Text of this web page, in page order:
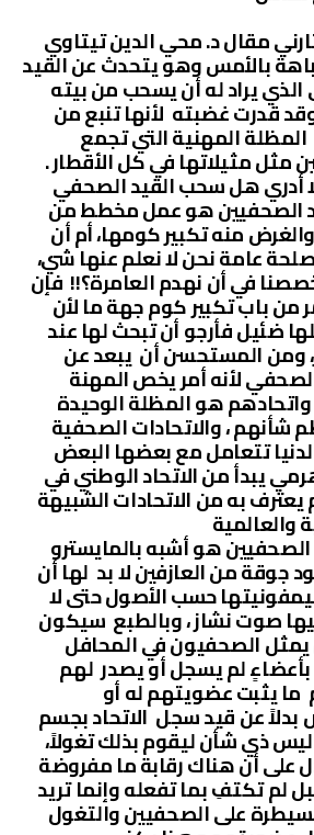
مقال د. محي الدين تيتاوي
بالأمس وهو يتحدث عن القيد
يراد له أن يسحب من بيته
قدرت غضبته لأنها تنبع من
المهنية التي تجمع
مثل مثيلاتها في كل الأقطار .
أدري هل سحب القيد الصحفي
الصحفيين هو عمل مخطط من
منه تكبير كومها، أم أن
عامة نحن لا نعلم عنها شي،
في أن نهدم العامرة؟!! فإن
من باب تكبير كوم جهة ما لأن
ضئيل فأرجو أن تبحث لها عند
ومن المستحسن أن يبعد عن
لأنه أمر يخص المهنة
واتحادهم هو المظلة الوحيدة
شأنهم ، والاتحادات الصحفية
تتعامل مع بعضها البعض
يبدأ من الاتحاد الوطني في
يعترف به من الاتحادات الشبيهة
والعالمية
هو أشبه بالمايسترو
جوقة من العازفين لا بد لها أن
حسب الأصول حتى لا
صوت نشاز ، وبالطبع سيكون
يمثل الصحفيون في المحافل
بأعضاءٍ لم يسجل أو يصدر لهم
ما يثبت عضويتهم له أو
عن قيد سجل الاتحاد بجسم
ليس ذي شأن ليقوم بذلك تغولاً،
على أن هناك رقابة ما مفروضة
لم تكتفِ بما تفعله وإنما تريد
على الصحفيين والتغول